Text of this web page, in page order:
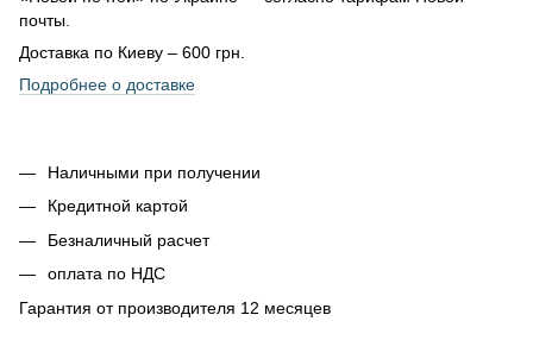
почты.
Доставка по Киеву – 600 грн.
Подробнее о доставке
Наличными при получении
Кредитной картой
Безналичный расчет
оплата по НДС
Гарантия от производителя 12 месяцев